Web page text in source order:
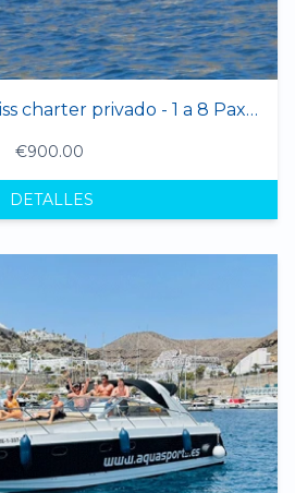
8 horas Yate Sunkiss charter privado - 1 a 8 Pax clone
€900.00
DETALLES